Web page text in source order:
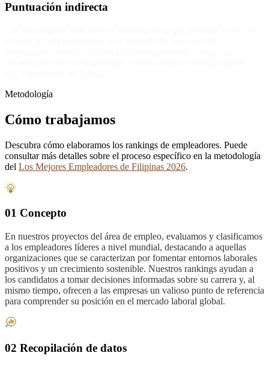
Puntuación indirecta
Metodología
Cómo trabajamos
Descubra cómo elaboramos los rankings de empleadores. Puede
consultar más detalles sobre el proceso específico en la metodología
del Los Mejores Empleadores de Filipinas 2026.
01 Concepto
En nuestros proyectos del área de empleo, evaluamos y clasificamos
a los empleadores líderes a nivel mundial, destacando a aquellas
organizaciones que se caracterizan por fomentar entornos laborales
positivos y un crecimiento sostenible. Nuestros rankings ayudan a
los candidatos a tomar decisiones informadas sobre su carrera y, al
mismo tiempo, ofrecen a las empresas un valioso punto de referencia
para comprender su posición en el mercado laboral global.
02 Recopilación de datos